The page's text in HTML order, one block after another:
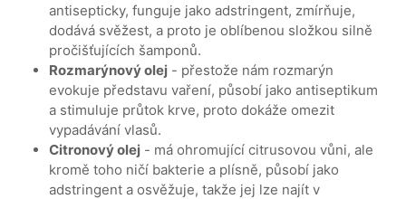
antisepticky, funguje jako adstringent, zmírňuje,
dodává svěžest, a proto je oblíbenou složkou silně
pročišťujících šamponů.
Rozmarýnový olej - přestože nám rozmarýn
evokuje představu vaření, působí jako antiseptikum
a stimuluje průtok krve, proto dokáže omezit
vypadávání vlasů.
Citronový olej - má ohromující citrusovou vůni, ale
kromě toho ničí bakterie a plísně, působí jako
adstringent a osvěžuje, takže jej lze najít v